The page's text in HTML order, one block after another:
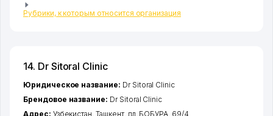
Рубрики, к которым относится организация
14. Dr Sitoral Clinic
Юридическое название: Dr Sitoral Clinic
Брендовое название: Dr Sitoral Clinic
Адрес: Узбекистан,Ташкент, пл. БОБУРА , 69/4